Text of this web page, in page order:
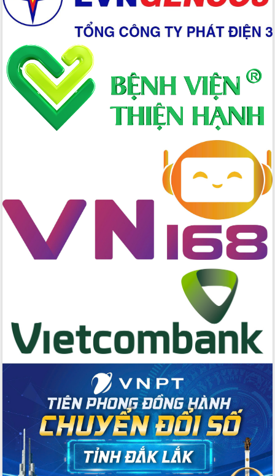
Hòn Yến phát triển du lịch gắn với bảo
tồn biển
Lấy ý kiến điều chỉnh Quy hoạch tỉnh
Đắk Lắk thời kỳ 2021-2030, tầm nhìn
đến năm 2050
Phát động chiến dịch 30 ngày đêm
giải phóng mặt bằng Tuyến đường bộ
ven biển
Đắk Lắk nỗ lực thúc đẩy tăng trưởng
kinh tế từ 10% trở lên trong Quý
Thứ trưởng Bộ Y tế làm việc với tỉnh
Đắk Lắk về phát triển nhân lực y tế
cho trạm y tế cấp xã
Du lịch Đắk Lắk nâng tầm trải nghiệm
du khách thông qua Hệ thống cơ sở dữ
trao đổi thông tin trước Kỳ họp thứ
nhất, Quốc hội khóa XVI
Quyết liệt cải cách hành chính, khơi
Nâng cao hiệu lực, hiệu quả HĐND
tỉnh thông qua hiện đại hóa hành chính
Xã Ea Phê gắn cải cách hành chính với
chuyển đổi số
Phó Chủ tịch Thường trực UBND tỉnh
Hồ Thị Nguyên Thảo làm việc tại Trung
tâm Phục vụ hành chính công xã Ea